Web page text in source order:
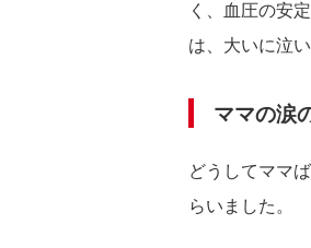
く、血圧の安
は、大いに泣
ママの涙
どうしてママ
らいました。